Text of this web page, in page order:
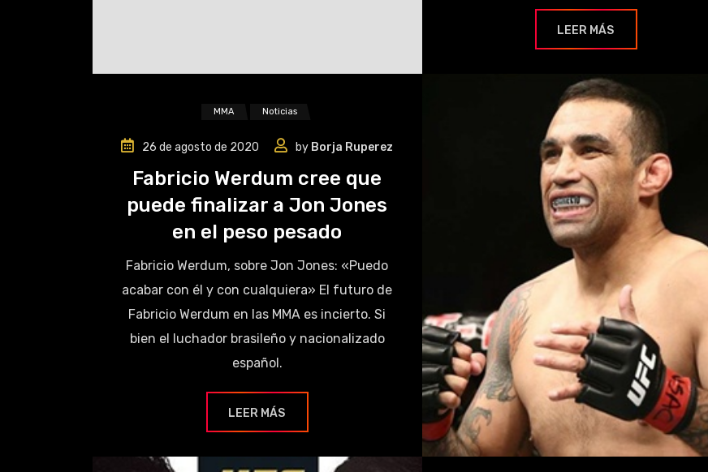
LEER MÁS
MMA Noticias
26 de agosto de 2020 by Borja Ruperez
Fabricio Werdum cree que
puede finalizar a Jon Jones
en el peso pesado
Fabricio Werdum, sobre Jon Jones: «Puedo
acabar con él y con cualquiera» El futuro de
Fabricio Werdum en las MMA es incierto. Si
bien el luchador brasileño y nacionalizado
español.
LEER MÁS